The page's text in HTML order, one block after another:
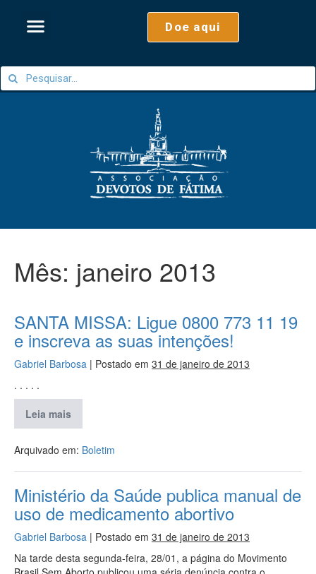
Doe aqui
Mês: janeiro 2013
SANTA MISSA: Ligue 0800 773 11 19
e inscreva as suas intenções!
Gabriel Barbosa | Postado em 31 de janeiro de 2013
. . . . .
Leia mais
Arquivado em: Boletim
Ministério da Saúde publica manual de
uso de medicamento abortivo
Gabriel Barbosa | Postado em 31 de janeiro de 2013
Na tarde desta segunda-feira, 28/01, a página do Movimento